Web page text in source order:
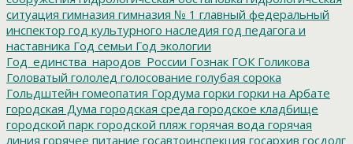
ситуация гимназия гимназия № 1 главный федеральный
инспектор год культурного наследия год педагога и
наставника Год семьи Год экологии
Год_единства_народов_России Гознак ГОК Голикова
Головатый гололед голосование голубая сорока
Гольдштейн гомеопатия Гордума горки горки на Арбате
городская Дума городская среда городское кладбище
городской парк городской пляж горячая вода горячая
линия горячее питание госавтоинспекция госархив госдолг